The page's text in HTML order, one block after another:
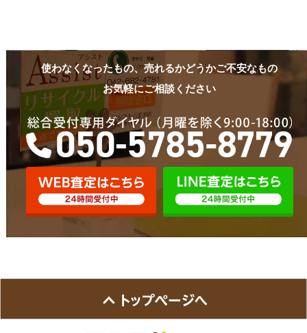
使わなくなったもの、売れるかどうかご不安なもの
お気軽にご相談ください